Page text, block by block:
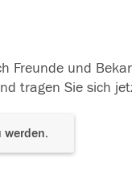
Freunde und
tragen Sie sich
werden.